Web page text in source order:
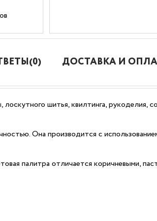
ДОСТАВКА И
шитья, квилтинга, рукоделия,
Она производится с
палитра отличается коричневыми,